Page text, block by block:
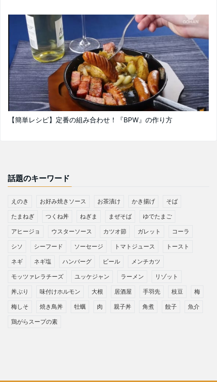
【簡単レシピ】定番の組み合わせ！『BPW』の作り方
話題のキーワード
えのき お好み焼きソース お茶漬け かき揚げ そば
たまねぎ つくね丼 ねぎま まぜそば ゆでたまご
アヒージョ ウスターソース カツオ節 ガレット コーラ
シソ シーフード ソーセージ トマトジュース トースト
ネギ ネギ塩 ハンバーグ ビール メンチカツ
モッツァレラチーズ ユッケジャン ラーメン リゾット
丼ぶり 味付けホルモン 大根 居酒屋 手羽先 枝豆 梅
梅しそ 焼き鳥丼 牡蠣 肉 親子丼 角煮 餃子 魚介
鶏がらスープの素